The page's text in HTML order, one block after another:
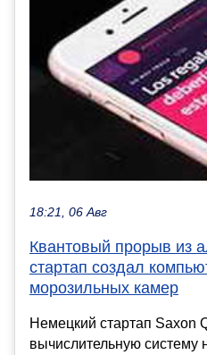
18:21, 06 Авг
Квантовый прорыв из
стартап создал
морозильных камер
Немецкий стартап Saxon
вычислительную систему